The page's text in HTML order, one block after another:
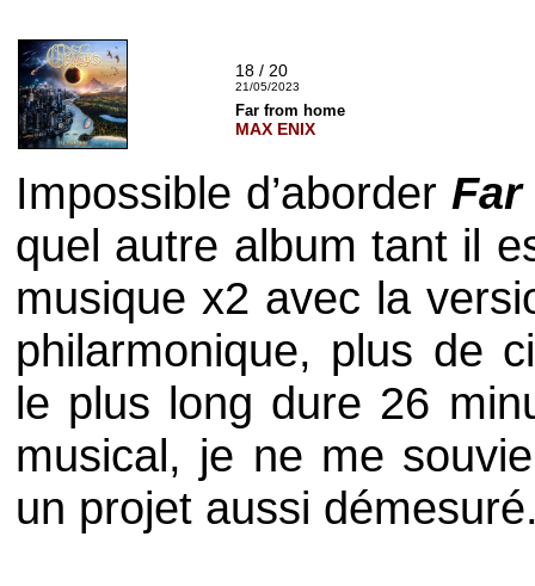
18 / 20
21/05/2023
Far from home
MAX ENIX
Impossible d’aborder
quel autre album tant il
musique x2 avec la
philarmonique, plus de
le plus long dure 26
musical, je ne me
un projet aussi